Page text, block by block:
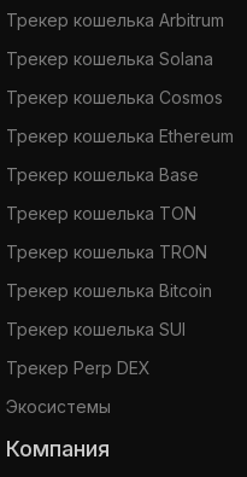
Трекер кошелька Arbitrum
Трекер кошелька Solana
Трекер кошелька Cosmos
Трекер кошелька Ethereum
Трекер кошелька Base
Трекер кошелька TON
Трекер кошелька TRON
Трекер кошелька Bitcoin
Трекер кошелька SUI
Трекер Perp DEX
Экосистемы
Компания